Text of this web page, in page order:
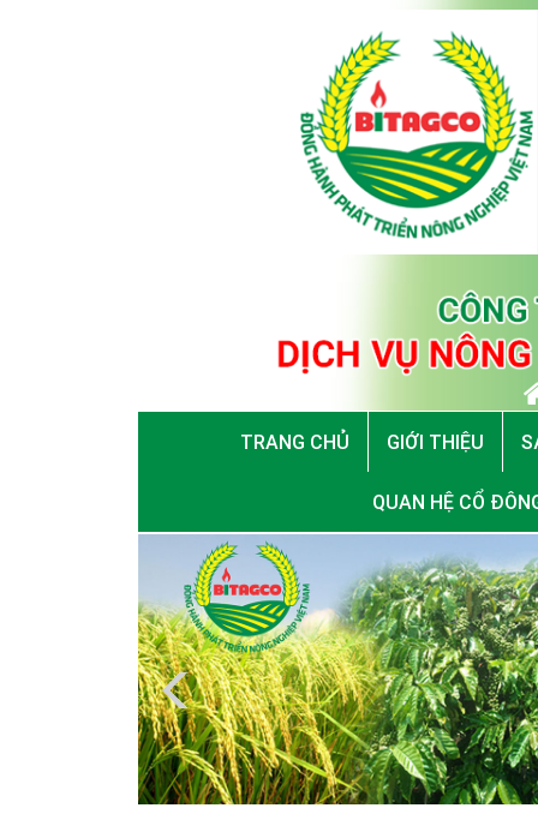
TRANG CHỦ GIỚI THIỆU
QUAN HỆ CỔ